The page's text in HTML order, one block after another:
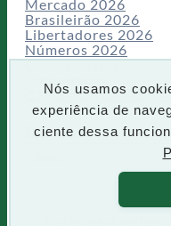
Nós usamos
experiência de
ciente dessa
Mercado 2026
Brasileirão 2026
Libertadores 2026
Números 2026
Campeonatos
Temporadas
CT/Centro de
Busca